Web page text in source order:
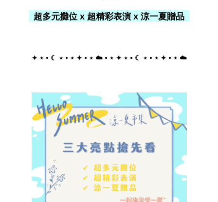
超多元攤位 x 超精彩表演 x 涼一夏贈品
✦ ⋆ • ☾ ⋆ • ⋆ ✦ • ⋆ ☁️ • ⋆ ✦ ⋆ • ☾ ⋆ • ⋆ ✦ • ⋆ ☁️